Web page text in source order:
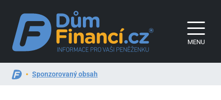
MENU
Sponzorovaný obsah